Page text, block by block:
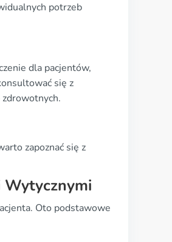
potrzeb
dla pacjentów,
się z
zapoznać się z
Wytycznymi
Oto podstawowe